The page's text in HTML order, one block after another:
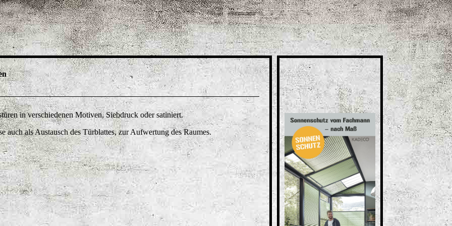
in verschiedenen Motiven, Siebdruck oder satiniert.
auch als Austausch des Türblattes, zur Aufwertung des Raumes.